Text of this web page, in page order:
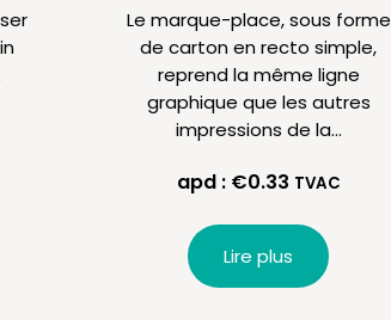
Le marque-place, sous forme
de carton en recto simple,
reprend la même ligne
graphique que les autres
impressions de la…
apd : €0.33 TVAC
Lire plus